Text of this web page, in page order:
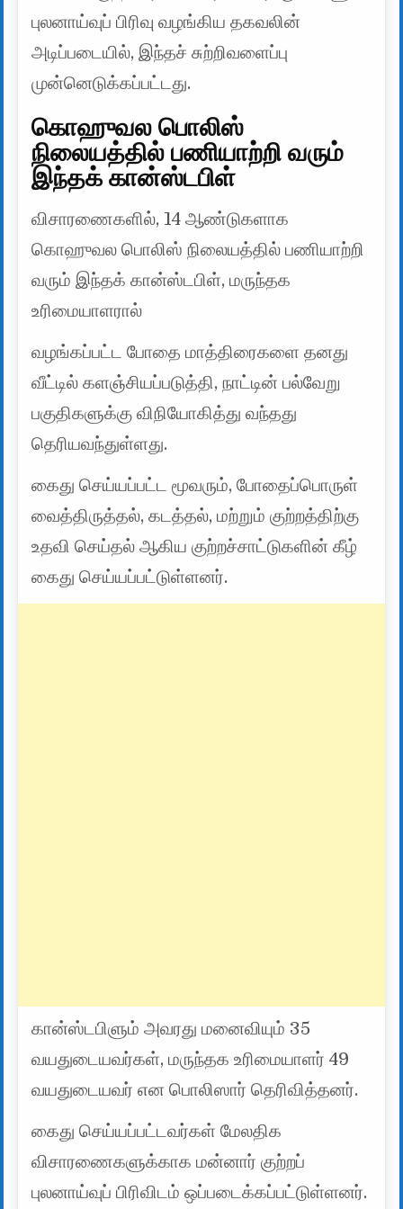
புலனாய்வுப் பிரிவு வழங்கிய தகவலின்
அடிப்படையில், இந்தச் சுற்றிவளைப்பு
முன்னெடுக்கப்பட்டது.
கொஹுவல பொலிஸ்
நிலையத்தில் பணியாற்றி வரும்
இந்தக் கான்ஸ்டபிள்
விசாரணைகளில், 14 ஆண்டுகளாக
கொஹுவல பொலிஸ் நிலையத்தில் பணியாற்றி
வரும் இந்தக் கான்ஸ்டபிள், மருந்தக
உரிமையாளரால்
வழங்கப்பட்ட போதை மாத்திரைகளை தனது
வீட்டில் களஞ்சியப்படுத்தி, நாட்டின் பல்வேறு
பகுதிகளுக்கு விநியோகித்து வந்தது
தெரியவந்துள்ளது.
கைது செய்யப்பட்ட மூவரும், போதைப்பொருள்
வைத்திருத்தல், கடத்தல், மற்றும் குற்றத்திற்கு
உதவி செய்தல் ஆகிய குற்றச்சாட்டுகளின் கீழ்
கைது செய்யப்பட்டுள்ளனர்.
கான்ஸ்டபிளும் அவரது மனைவியும் 35
வயதுடையவர்கள், மருந்தக உரிமையாளர் 49
வயதுடையவர் என பொலிஸார் தெரிவித்தனர்.
கைது செய்யப்பட்டவர்கள் மேலதிக
விசாரணைகளுக்காக மன்னார் குற்றப்
புலனாய்வுப் பிரிவிடம் ஒப்படைக்கப்பட்டுள்ளனர்.